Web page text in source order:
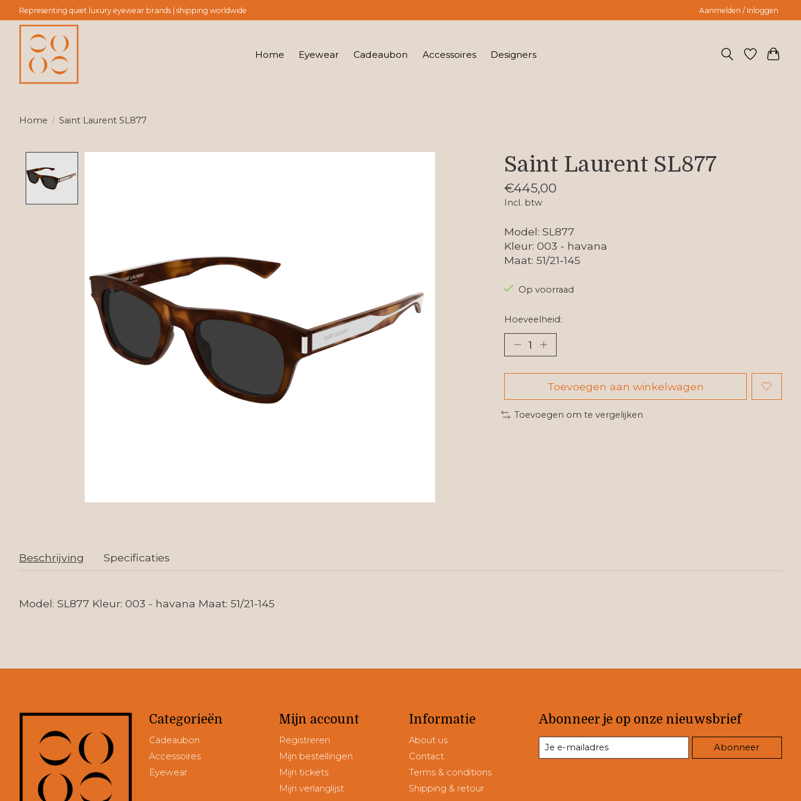
Representing quiet luxury eyewear brands | shipping worldwide Aanmelden / Inloggen
Home Eyewear Cadeaubon Accessoires Designers
Home / Saint Laurent SL877
Saint Laurent SL877
€445,00
Incl. btw
Model: SL877
Kleur: 003 - havana
Maat: 51/21-145
Op voorraad
Hoeveelheid:
Toevoegen aan winkelwagen
Toevoegen om te vergelijken
Beschrijving Specificaties
Model: SL877 Kleur: 003 - havana Maat: 51/21-145
Categorieën
Cadeaubon
Accessoires
Eyewear
Mijn account
Registreren
Mijn bestellingen
Mijn tickets
Mijn verlanglijst
Informatie
About us
Contact
Terms & conditions
Shipping & retour
Abonneer je op onze nieuwsbrief
Abonneer